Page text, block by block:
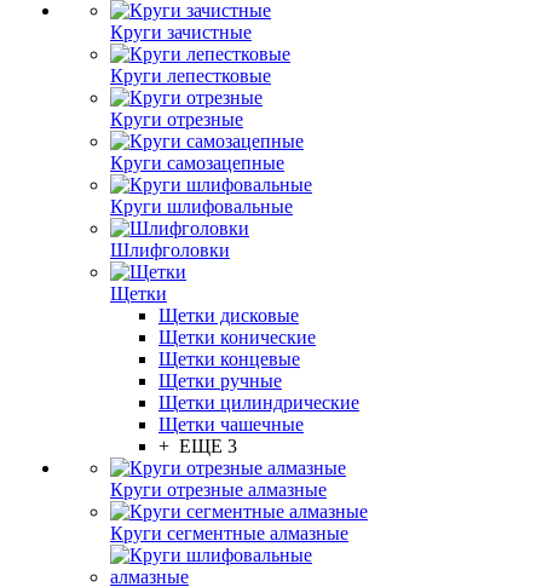
Круги зачистные
Круги лепестковые
Круги отрезные
Круги самозацепные
Круги шлифовальные
Шлифголовки
Щетки
Щетки дисковые
Щетки конические
Щетки концевые
Щетки ручные
Щетки цилиндрические
Щетки чашечные
+ ЕЩЕ 3
Круги отрезные алмазные
Круги сегментные алмазные